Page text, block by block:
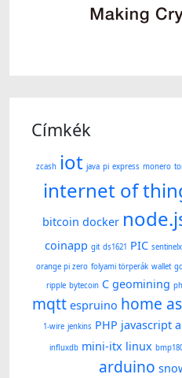
Címkék
zcash iot java pi express monero
internet of
bitcoin docker
coinapp git ds1621 PIC sentinelx
orange pi zero folyami törperák wallet
ripple bytecoin C geomining
mqtt espruino home
1-wire jenkins PHP javascript
influxdb mini-itx linux
arduino